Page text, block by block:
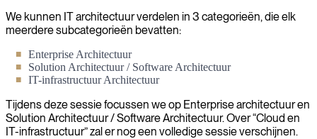
We kunnen IT architectuur verdelen in 3 categorieën, die elk
meerdere subcategorieën bevatten:
Enterprise Architectuur
Solution Architectuur / Software Architectuur
IT-infrastructuur Architectuur
Tijdens deze sessie focussen we op Enterprise architectuur en
Solution Architectuur / Software Architectuur. Over “Cloud en
IT-infrastructuur” zal er nog een volledige sessie verschijnen.